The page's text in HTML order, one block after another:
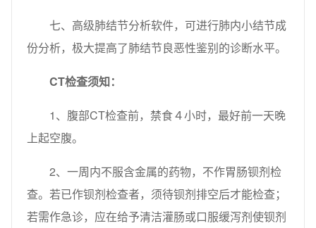
七、高级肺结节分析软件，可进行肺内小结节成
份分析，极大提高了肺结节良恶性鉴别的诊断水平。
CT检查须知：
1、腹部CT检查前，禁食４小时，最好前一天晚
上起空腹。
2、一周内不服含金属的药物，不作胃肠钡剂检
查。若已作钡剂检查者，须待钡剂排空后才能检查；
若需作急诊，应在给予清洁灌肠或口服缓泻剂使钡剂